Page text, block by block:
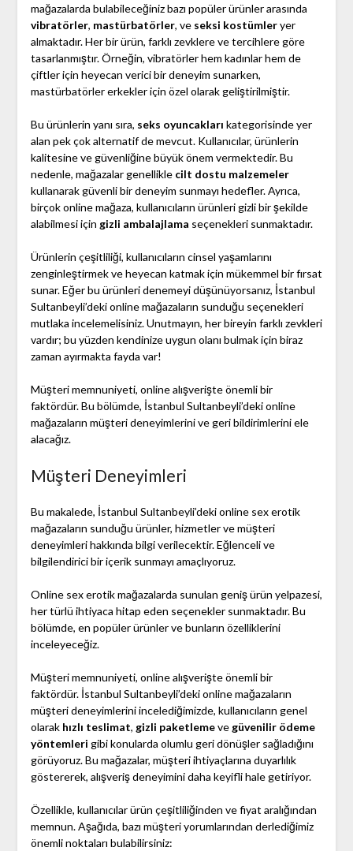
mağazalarda bulabileceğiniz bazı popüler ürünler arasında
vibratörler, mastürbatörler, ve seksi kostümleryer
almaktadır. Her bir ürün, farklı zevklere ve tercihlere göre
tasarlanmıştır. Örneğin, vibratörler hem kadınlar hem de
çiftler için heyecan verici bir deneyim sunarken,
mastürbatörler erkekler için özel olarak geliştirilmiştir.
Bu ürünlerin yanı sıra, seks oyuncakları kategorisinde yer
alan pek çok alternatif de mevcut. Kullanıcılar, ürünlerin
kalitesine ve güvenliğine büyük önem vermektedir. Bu
nedenle, mağazalar genellikle cilt dostu malzemeler
kullanarak güvenli bir deneyim sunmayı hedefler. Ayrıca,
birçok online mağaza, kullanıcıların ürünleri gizli bir şekilde
alabilmesi için gizli ambalajlama seçenekleri sunmaktadır.
Ürünlerin çeşitliliği, kullanıcıların cinsel yaşamlarını
zenginleştirmek ve heyecan katmak için mükemmel bir fırsat
sunar. Eğer bu ürünleri denemeyi düşünüyorsanız, İstanbul
Sultanbeyli’deki online mağazaların sunduğu seçenekleri
mutlaka incelemelisiniz. Unutmayın, her bireyin farklı zevkleri
vardır; bu yüzden kendinize uygun olanı bulmak için biraz
zaman ayırmakta fayda var!
Müşteri memnuniyeti, online alışverişte önemli bir
faktördür. Bu bölümde, İstanbul Sultanbeyli’deki online
mağazaların müşteri deneyimlerini ve geri bildirimlerini ele
alacağız.
Müşteri Deneyimleri
Bu makalede, İstanbul Sultanbeyli’deki online sex erotik
mağazaların sunduğu ürünler, hizmetler ve müşteri
deneyimleri hakkında bilgi verilecektir. Eğlenceli ve
bilgilendirici bir içerik sunmayı amaçlıyoruz.
Online sex erotik mağazalarda sunulan geniş ürün yelpazesi,
her türlü ihtiyaca hitap eden seçenekler sunmaktadır. Bu
bölümde, en popüler ürünler ve bunların özelliklerini
inceleyeceğiz.
Müşteri memnuniyeti, online alışverişte önemli bir
faktördür. İstanbul Sultanbeyli’deki online mağazaların
müşteri deneyimlerini incelediğimizde, kullanıcıların genel
olarak hızlı teslimat, gizli paketlemeve güvenilir ödeme
yöntemleri gibi konularda olumlu geri dönüşler sağladığını
görüyoruz. Bu mağazalar, müşteri ihtiyaçlarına duyarlılık
göstererek, alışveriş deneyimini daha keyifli hale getiriyor.
Özellikle, kullanıcılar ürün çeşitliliğinden ve fiyat aralığından
memnun. Aşağıda, bazı müşteri yorumlarından derlediğimiz
önemli noktaları bulabilirsiniz: